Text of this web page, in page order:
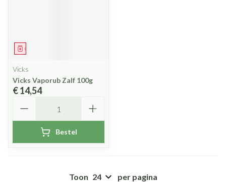
Geneesmiddel
Vicks
Vicks Vaporub Zalf 100g
€ 14,54
Bestel
Toon per pagina